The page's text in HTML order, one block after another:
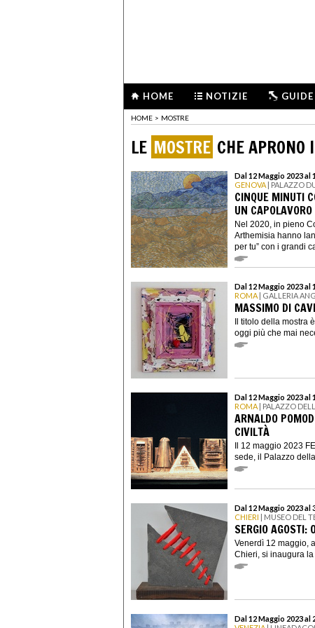
HOME NOTIZIE GUIDE
HOME > MOSTRE
LE MOSTRE CHE
Dal 12 Maggio 2023 al
GENOVA | PALAZZO
CINQUE MINUTI
UN CAPOLAVORO
Nel 2020, in pieno
Arthemisia hanno
per tu” con i grandi
Dal 12 Maggio 2023 al
ROMA | GALLERIA
MASSIMO DI
Il titolo della mostra
oggi più che mai
Dal 12 Maggio 2023 al
ROMA | PALAZZO
ARNALDO
CIVILTÀ
Il 12 maggio 2023
sede, il Palazzo
Dal 12 Maggio 2023 al
CHIERI | MUSEO DEL
SERGIO AGOSTI:
Venerdì 12 maggio,
Chieri, si inaugura la
Dal 12 Maggio 2023 al